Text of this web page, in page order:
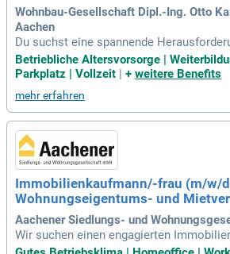
Wohnbau-Gesellschaft Dipl.-Ing. Otto
Aachen
Du suchst eine spannende
svermietung? Die Wohnbau-
ps GmbH & Co. KG in Aachen sucht
hlfühlfaktor unserer Mieter. Deine
verträge, Wohnungsübergaben und die
en sowie Betriebskosten-Abrechnungen.
Möglichkeit, eigenverantwortlich zu
n Austausch mit Mietern und
rb dich jetzt und werde Teil unseres
achen!
Betriebliche Altersvorsorge |
Parkplatz | Vollzeit
+ weitere Benefits
mehr erfahren
Immobilienkaufmann/-frau (m/w/
Wohnungseigentums- und
Aachener Siedlungs- und
Wir suchen einen engagierten
(m/w/d) für unsere Niederlassung in